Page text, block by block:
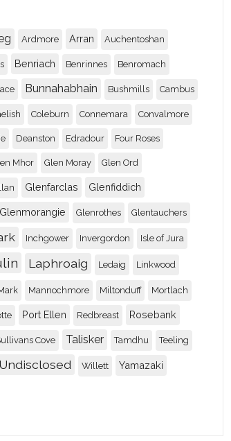
Ardmore Arran Auchentoshan
Benriach Benrinnes Benromach
Bunnahabhain Bushmills Cambus
Coleburn Connemara Convalmore
Deanston Edradour Four Roses
Mhor Glen Moray Glen Ord
Glenfarclas Glenfiddich
Glenmorangie Glenrothes Glentauchers
Inchgower Invergordon Isle of Jura
Laphroaig Ledaig Linkwood
Mannochmore Miltonduff Mortlach
Port Ellen Redbreast Rosebank
Cove Talisker Tamdhu Teeling
Undisclosed Willett Yamazaki